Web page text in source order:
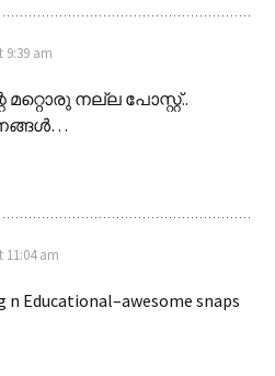
9:39 am
മറ്റൊരു നല്ല പോസ്റ്റ്..
11:04 am
Educational–awesome snaps